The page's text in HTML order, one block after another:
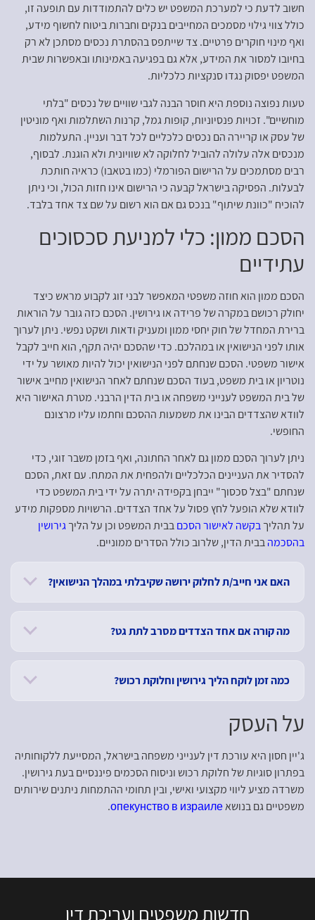
חשוב לדעת כי למערכת המשפט יש כלים להתמודדות עם תופעה זו,
כולל צווי גילוי מסמכים המחייבים בנקים וחברות ביטוח לחשוף מידע,
ואף מינוי חוקרים פרטיים. צד שייתפס בהסתרת נכסים מסתכן לא רק
בחיובו למסור את המידע, אלא גם בפגיעה באמינותו ובאפשרות שבית
המשפט יפסוק נגדו סנקציות כלכליות.
טעות נפוצה נוספת היא חוסר הבנה לגבי שוויים של נכסים "בלתי
מוחשיים". זכויות פנסיוניות, קופות גמל, קרנות השתלמות ואף מוניטין
של עסק או קריירה הם נכסים כלכליים לכל דבר ועניין. התעלמות
מנכסים אלה עלולה להוביל לחלוקה לא שוויונית ולא הוגנת. לבסוף,
רבים מסתמכים על הרישום הפורמלי (כמו בטאבו) כראיה חותכת
לבעלות. הפסיקה בישראל קבעה כי הרישום אינו חזות הכול, וכי ניתן
להוכיח "כוונת שיתוף" בנכס גם אם הוא רשום על שם צד אחד בלבד.
הסכם ממון: כלי למניעת סכסוכים
עתידיים
הסכם ממון הוא חוזה משפטי המאפשר לבני זוג לקבוע מראש כיצד
יחולק רכושם במקרה של פרידה או גירושין. הסכם כזה גובר על הוראות
ברירת המחדל של חוק יחסי ממון ומעניק ודאות ושקט נפשי. ניתן לערוך
אותו לפני הנישואין או במהלכם. כדי שהסכם יהיה תקף, הוא חייב לקבל
אישור משפטי. הסכם שנחתם לפני הנישואין יכול להיות מאושר על ידי
נוטריון או בית משפט, בעוד הסכם שנחתם לאחר הנישואין מחייב אישור
של בית המשפט לענייני משפחה או בית הדין הרבני. מטרת האישור היא
לוודא שהצדדים הבינו את משמעות ההסכם וחתמו עליו מרצונם
החופשי.
ניתן לערוך הסכם ממון גם לאחר החתונה, ואף בזמן משבר זוגי, כדי
להסדיר את העניינים הכלכליים ולהפחית את המתח. עם זאת, הסכם
שנחתם "בצל סכסוך" ייבחן בקפידה יתרה על ידי בית המשפט כדי
לוודא שלא הופעל לחץ פסול על אחד הצדדים. הרשויות מספקות מידע
על תהליךבקשה לאישור הסכםבבית המשפט וכן על הליךגירושין
בהסכמהבבית הדין, שלרוב כולל הסדרים ממוניים.
האם אני חייב/ת לחלוק ירושה שקיבלתי במהלך הנישואין?
מה קורה אם אחד הצדדים מסרב לתת גט?
כמה זמן לוקח הליך גירושין וחלוקת רכוש?
על העסק
ג'יין חסון היא עורכת דין לענייני משפחה בישראל, המסייעת ללקוחותיה
בפתרון סוגיות של חלוקת רכוש וניסוח הסכמים פיננסיים בעת גירושין.
משרדה מציע ליווי מקצועי ואישי, ובין תחומי ההתמחות ניתנים שירותים
משפטיים גם בנושאопекунство в израиле
.
חדשות משפטים ועריכת דין